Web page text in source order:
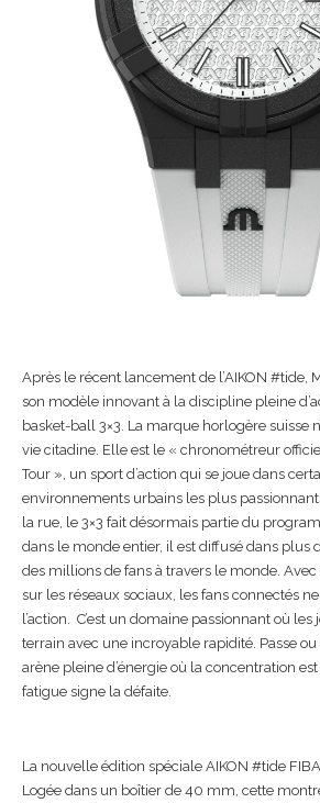
Après le récent lancement de l’AIKON #tide,
son modèle innovant à la discipline pleine
basket-ball 3×3. La marque horlogère suisse
vie citadine. Elle est le « chronométreur
Tour », un sport d’action qui se joue dans
environnements urbains les plus
la rue, le 3×3 fait désormais partie du
dans le monde entier, il est diffusé dans plus
des millions de fans à travers le monde.
sur les réseaux sociaux, les fans connectés
l’action. C’est un domaine passionnant où
terrain avec une incroyable rapidité. Passe
arène pleine d’énergie où la concentration
fatigue signe la défaite.
La nouvelle édition spéciale AIKON #tide
Logée dans un boîtier de 40 mm, cette